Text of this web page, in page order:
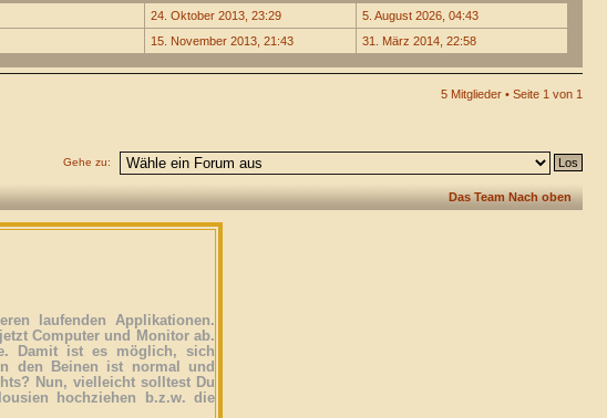
24. Oktober 2013, 23:29
5. August 2026, 04:43
15. November 2013, 21:43 31. März 2014, 22:58
5 Mitglieder • Seite 1 von 1
Gehe zu:
Das Team Nach oben
laufenden Applikationen.
Computer und Monitor ab.
Damit ist es möglich, sich
den Beinen ist normal und
Nun, vielleicht solltest Du
hochziehen b.z.w. die